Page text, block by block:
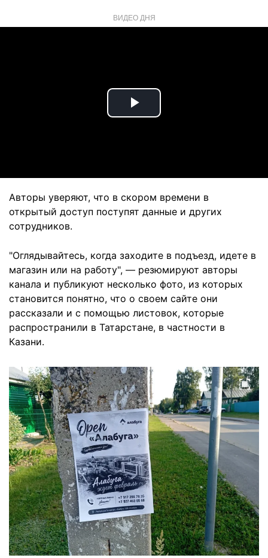
ВИДЕО ДНЯ
Play
Авторы уверяют, что в скором времени в
открытый доступ поступят данные и других
сотрудников.
"Оглядывайтесь, когда заходите в подъезд, идете в
магазин или на работу", — резюмируют авторы
канала и публикуют несколько фото, из которых
становится понятно, что о своем сайте они
рассказали и с помощью листовок, которые
распространили в Татарстане, в частности в
Казани.